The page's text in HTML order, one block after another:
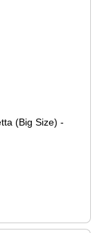
(Big Size) -